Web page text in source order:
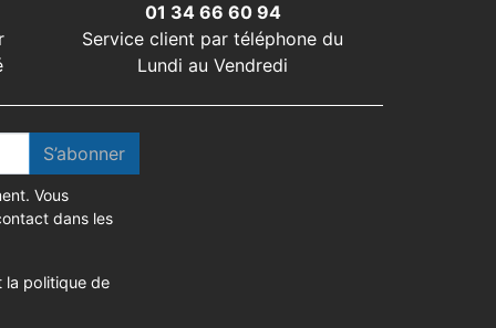
01 34 66 60 94
Service client par téléphone du
Lundi au Vendredi
S’abonner
Vous
dans les
la politique de